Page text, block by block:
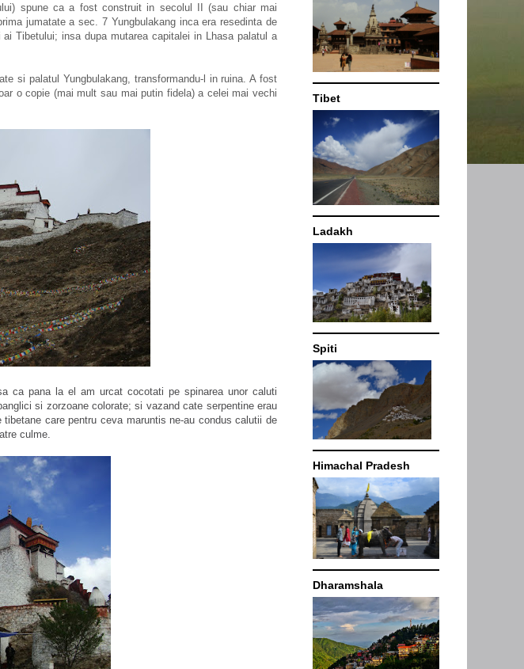
spune ca a fost construit in secolul II (sau chiar mai
jumatate a sec. 7 Yungbulakang inca era resedinta de
Tibetului; insa dupa mutarea capitalei in Lhasa palatul a
si palatul Yungbulakang, transformandu-l in ruina. A fost
o copie (mai mult sau mai putin fidela) a celei mai vechi
ca pana la el am urcat cocotati pe spinarea unor caluti
si zorzoane colorate; si vazand cate serpentine erau
care pentru ceva maruntis ne-au condus calutii de
culme.
Tibet
Ladakh
Spiti
Himachal Pradesh
Dharamshala